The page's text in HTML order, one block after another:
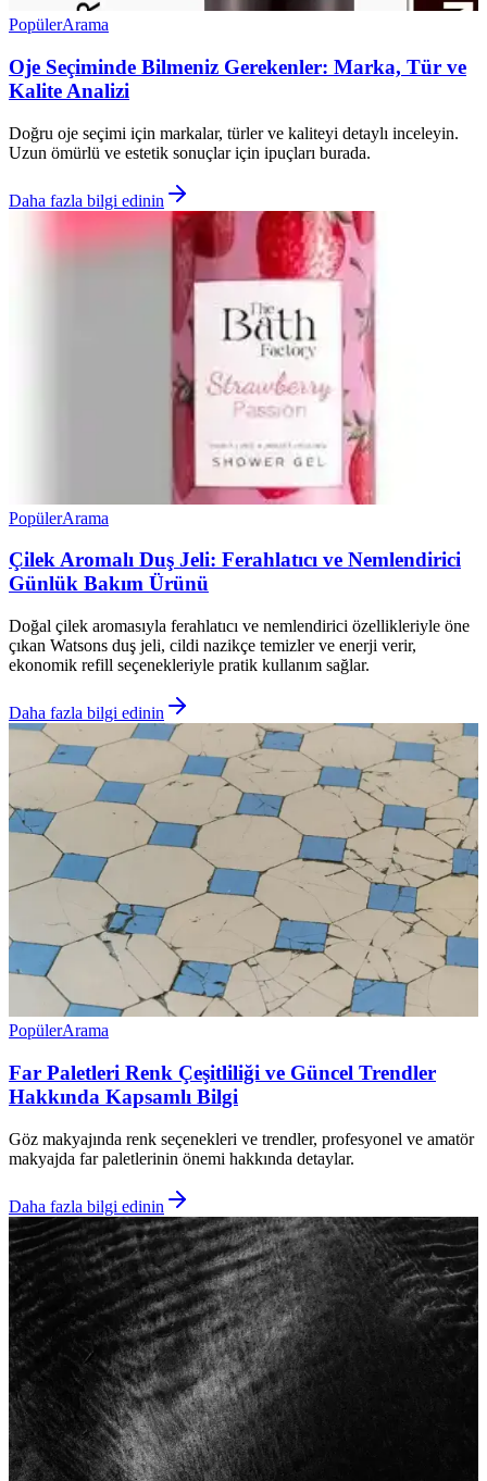
PopülerArama
Oje Seçiminde Bilmeniz Gerekenler: Marka, Tür ve
Kalite Analizi
Doğru oje seçimi için markalar, türler ve kaliteyi detaylı inceleyin.
Uzun ömürlü ve estetik sonuçlar için ipuçları burada.
Daha fazla bilgi edinin
PopülerArama
Çilek Aromalı Duş Jeli: Ferahlatıcı ve Nemlendirici
Günlük Bakım Ürünü
Doğal çilek aromasıyla ferahlatıcı ve nemlendirici özellikleriyle öne
çıkan Watsons duş jeli, cildi nazikçe temizler ve enerji verir,
ekonomik refill seçenekleriyle pratik kullanım sağlar.
Daha fazla bilgi edinin
PopülerArama
Far Paletleri Renk Çeşitliliği ve Güncel Trendler
Hakkında Kapsamlı Bilgi
Göz makyajında renk seçenekleri ve trendler, profesyonel ve amatör
makyajda far paletlerinin önemi hakkında detaylar.
Daha fazla bilgi edinin